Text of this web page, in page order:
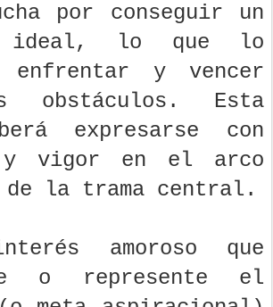
por conseguir un
ideal, lo que lo
enfrentar y vencer
obstáculos. Esta
expresarse con
y vigor en el arco
de la trama central.
amoroso que
o represente el